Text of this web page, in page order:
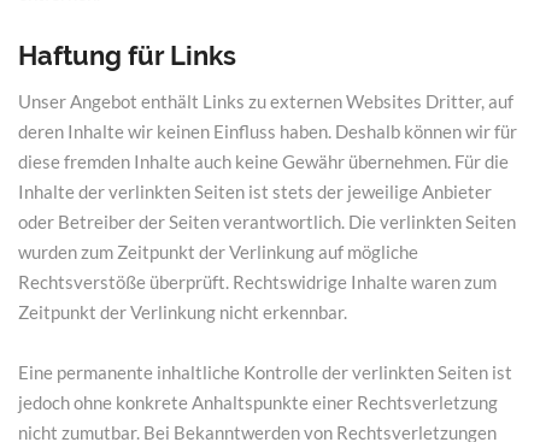
Haftung für Links
Unser Angebot enthält Links zu externen Websites Dritter, auf
deren Inhalte wir keinen Einfluss haben. Deshalb können wir für
diese fremden Inhalte auch keine Gewähr übernehmen. Für die
Inhalte der verlinkten Seiten ist stets der jeweilige Anbieter
oder Betreiber der Seiten verantwortlich. Die verlinkten Seiten
wurden zum Zeitpunkt der Verlinkung auf mögliche
Rechtsverstöße überprüft. Rechtswidrige Inhalte waren zum
Zeitpunkt der Verlinkung nicht erkennbar.
Eine permanente inhaltliche Kontrolle der verlinkten Seiten ist
jedoch ohne konkrete Anhaltspunkte einer Rechtsverletzung
nicht zumutbar. Bei Bekanntwerden von Rechtsverletzungen